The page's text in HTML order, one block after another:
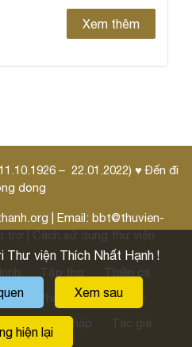
Xem thêm
– 22.01.2022) ♥ Đến đi
dong
| Email: bbt@thuvien-
trợ Cách sử dụng thư viện
Tập thơ
Thiền ca
Pháp môn
Thi kệ
Hoằng pháp Tác giả
Thư viện Thích Nhất Hạnh !
Xem sau
hiện lại